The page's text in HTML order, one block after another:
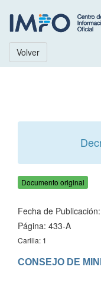
Volver
Documento original
Fecha de
Página: 433-A
Carilla: 1
CONSEJO DE